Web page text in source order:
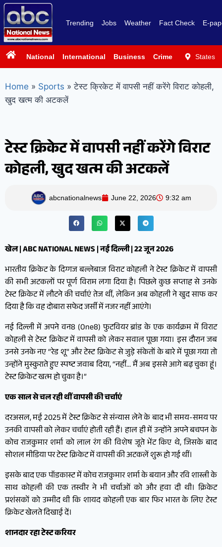
Trending Jobs Weather Fact Check E-
National International Business Crime PoliticsStates
Home » Sports » टेस्ट क्रिकेट में वापसी नहीं करेंगे विराट कोहली,
खुद खत्म की अटकलें
टेस्ट क्रिकेट में वापसी नहीं करेंगे विराट
कोहली, खुद खत्म की अटकलें
abcnationalnews June 22, 2026 9:32 am
खेल | ABC NATIONAL NEWS | नई दिल्ली | 22 जून 2026
भारतीय क्रिकेट के दिग्गज बल्लेबाज विराट कोहली ने टेस्ट क्रिकेट में वापसी
की सभी अटकलों पर पूर्ण विराम लगा दिया है। पिछले कुछ सप्ताह से उनके
टेस्ट क्रिकेट में लौटने की चर्चाएं तेज थीं, लेकिन अब कोहली ने खुद साफ कर
दिया है कि वह दोबारा सफेद जर्सी में नजर नहीं आएंगे।
नई दिल्ली में अपने वन8 (One8) फुटवियर ब्रांड के एक कार्यक्रम में विराट
कोहली से टेस्ट क्रिकेट में वापसी को लेकर सवाल पूछा गया। इस दौरान जब
उनसे उनके नए “रेड शू” और टेस्ट क्रिकेट से जुड़े संकेतों के बारे में पूछा गया तो
उन्होंने मुस्कुराते हुए स्पष्ट जवाब दिया, “नहीं… मैं अब इससे आगे बढ़ चुका हूं।
टेस्ट क्रिकेट खत्म हो चुका है।”
एक साल से चल रही थीं वापसी की चर्चाएं
दरअसल, मई 2025 में टेस्ट क्रिकेट से संन्यास लेने के बाद भी समय-समय पर
उनकी वापसी को लेकर चर्चाएं होती रही हैं। हाल ही में उन्होंने अपने बचपन के
कोच राजकुमार शर्मा को लाल रंग की विशेष जूते भेंट किए थे, जिसके बाद
सोशल मीडिया पर टेस्ट क्रिकेट में वापसी की अटकलें शुरू हो गई थीं।
इसके बाद एक पॉडकास्ट में कोच राजकुमार शर्मा के बयान और रवि शास्त्री के
साथ कोहली की एक तस्वीर ने भी चर्चाओं को और हवा दी थी। क्रिकेट
प्रशंसकों को उम्मीद थी कि शायद कोहली एक बार फिर भारत के लिए टेस्ट
क्रिकेट खेलते दिखाई दें।
शानदार रहा टेस्ट करियर